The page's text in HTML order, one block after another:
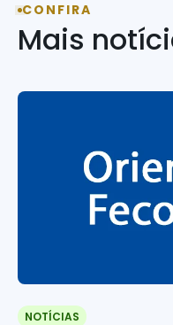
CONFIRA
Mais
NOTÍCIAS